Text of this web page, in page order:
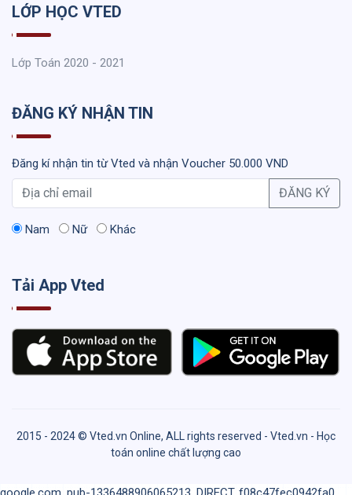
LỚP HỌC VTED
Lớp Toán 2020 - 2021
ĐĂNG KÝ NHẬN TIN
Đăng kí nhận tin từ Vted và nhận Voucher 50.000 VND
ĐĂNG KÝ
Nam Nữ Khác
Tải App Vted
2015 - 2024 © Vted.vn Online, ALL rights reserved - Vted.vn - Học
toán online chất lượng cao